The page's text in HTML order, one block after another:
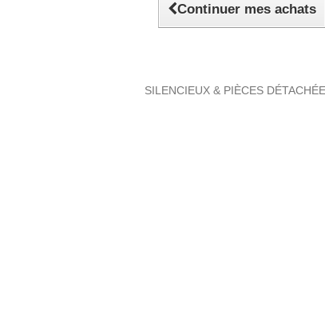
Continuer mes achats
SILENCIEUX & PIÈCES